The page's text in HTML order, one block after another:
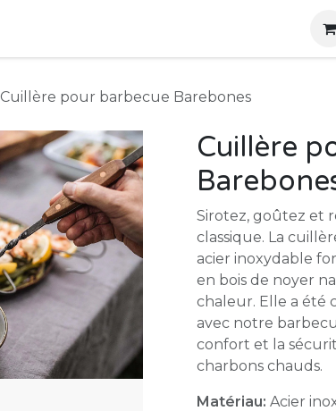
Cuillère pour barbecue Barebones
Cuillère
Sirotez, goûtez et
classique. La
acier inoxydable
en bois de noyer
chaleur. Elle a été
avec notre
confort et la
charbons chauds.
Matériau: Acier